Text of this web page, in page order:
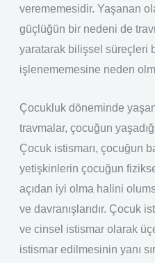
verememesidir. Yaşanan
güçlüğün bir nedeni de
yaratarak bilişsel süreçleri
işlenememesine neden
Çocukluk döneminde
travmalar, çocuğun
Çocuk istismarı, çocuğun
yetişkinlerin çocuğun
açıdan iyi olma halini
ve davranışlarıdır. Çocuk
ve cinsel istismar olarak
istismar edilmesinin yanı